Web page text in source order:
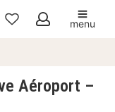
Mine
menu
Aéroport –